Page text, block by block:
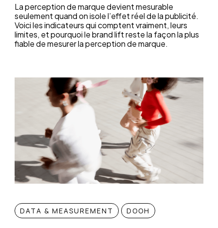
La perception de marque devient mesurable
seulement quand on isole l’effet réel de la publicité.
Voici les indicateurs qui comptent vraiment, leurs
limites, et pourquoi le brand lift reste la façon la plus
fiable de mesurer la perception de marque.
DATA & MEASUREMENT DOOH